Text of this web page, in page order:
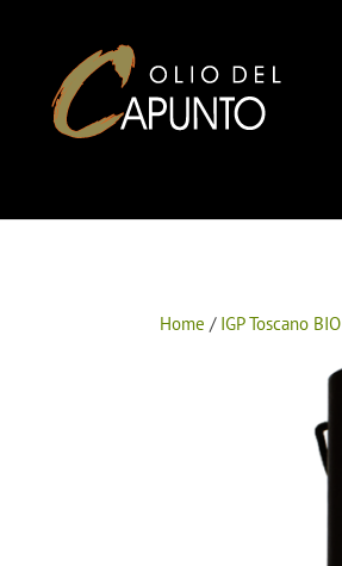
Home / IGP Toscano BIO